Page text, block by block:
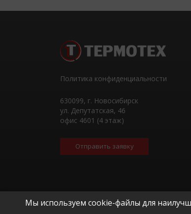
Политика конфиденциальности
630099, г. Новосибирск
ул. Депутатская, 46
офис 4601 (4 этаж)
Отправить заявку
Мы используем cookie-файлы для